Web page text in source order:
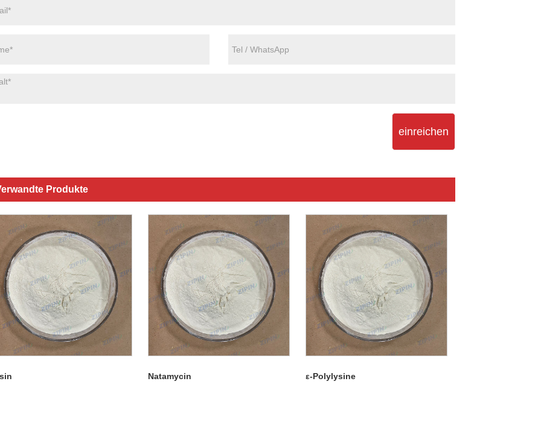
einreichen
Produkte
Natamycin ε-Polylysine